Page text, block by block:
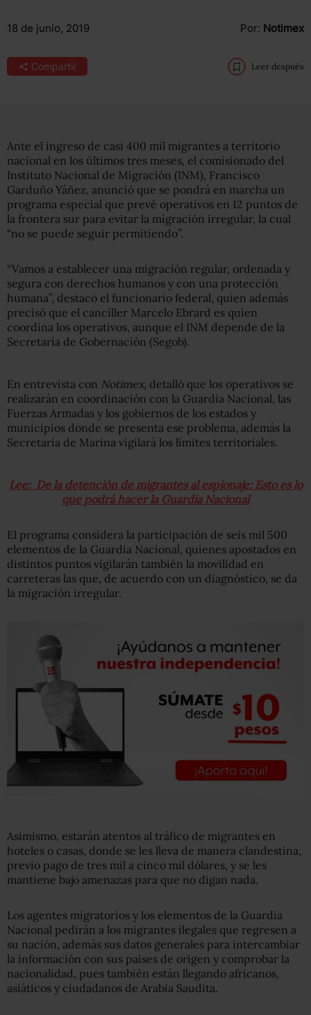
18 de junio, 2019 Por: Notimex
Compartir Leer después
Ante el ingreso de casi 400 mil migrantes a territorio
nacional en los últimos tres meses, el comisionado del
Instituto Nacional de Migración (INM), Francisco
Garduño Yáñez, anunció que se pondrá en marcha un
programa especial que prevé operativos en 12 puntos de
la frontera sur para evitar la migración irregular, la cual
“no se puede seguir permitiendo”.
“Vamos a establecer una migración regular, ordenada y
segura con derechos humanos y con una protección
humana”, destacó el funcionario federal, quien además
precisó que el canciller Marcelo Ebrard es quien
coordina los operativos, aunque el INM depende de la
Secretaría de Gobernación (Segob).
En entrevista con Notimex, detalló que los operativos se
realizarán en coordinación con la Guardia Nacional, las
Fuerzas Armadas y los gobiernos de los estados y
municipios donde se presenta ese problema, además la
Secretaría de Marina vigilará los límites territoriales.
Lee: De la detención de migrantes al espionaje: Esto es lo
que podrá hacer la Guardia Nacional
El programa considera la participación de seis mil 500
elementos de la Guardia Nacional, quienes apostados en
distintos puntos vigilarán también la movilidad en
carreteras las que, de acuerdo con un diagnóstico, se da
la migración irregular.
Asimismo, estarán atentos al tráfico de migrantes en
hoteles o casas, donde se les lleva de manera clandestina,
previo pago de tres mil a cinco mil dólares, y se les
mantiene bajo amenazas para que no digan nada.
Los agentes migratorios y los elementos de la Guardia
Nacional pedirán a los migrantes ilegales que regresen a
su nación, además sus datos generales para intercambiar
la información con sus países de origen y comprobar la
nacionalidad, pues también están llegando africanos,
asiáticos y ciudadanos de Arabia Saudita.